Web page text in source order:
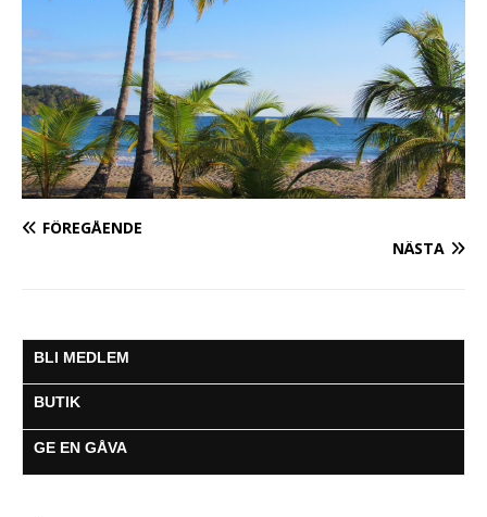
FÖREGÅENDE
NÄSTA
BLI MEDLEM
BUTIK
GE EN GÅVA